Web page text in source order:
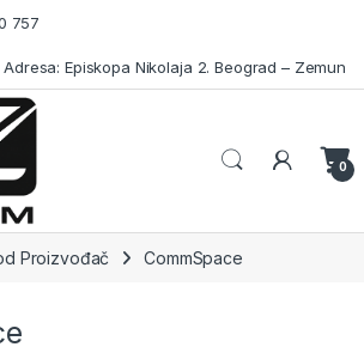
757
Adresa: Episkopa Nikolaja 2. Beograd – Zemun
0
Proizvođač CommSpace